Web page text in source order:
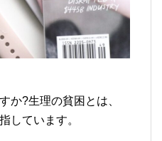
か?生理の貧困とは、
しています。